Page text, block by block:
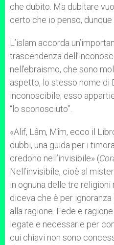
che dubito. Ma dubitare
certo che io penso, dunque
L’islam accorda
trascendenza
nell’ebraismo, che sono
aspetto, lo stesso nome di
inconoscibile; esso
“lo sconosciuto”.
«Alif, Lâm, Mîm, ecco il
dubbi, una guida per i
credono nell’invisibile» (
Nell’invisibile, cioè al
in ognuna delle tre
diceva che è per
alla ragione. Fede e
legate e necessarie per
cui chiavi non sono